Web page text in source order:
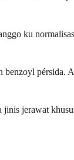
ku
pérsida.
jerawat